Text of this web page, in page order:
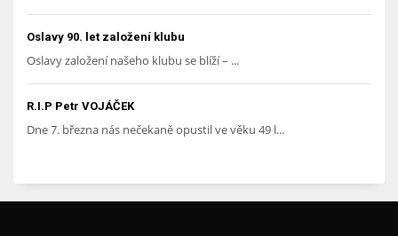
Oslavy 90. let založení klubu
Oslavy založení našeho klubu se blíží – ...
R.I.P Petr VOJÁČEK
Dne 7. března nás nečekaně opustil ve věku 49 l...